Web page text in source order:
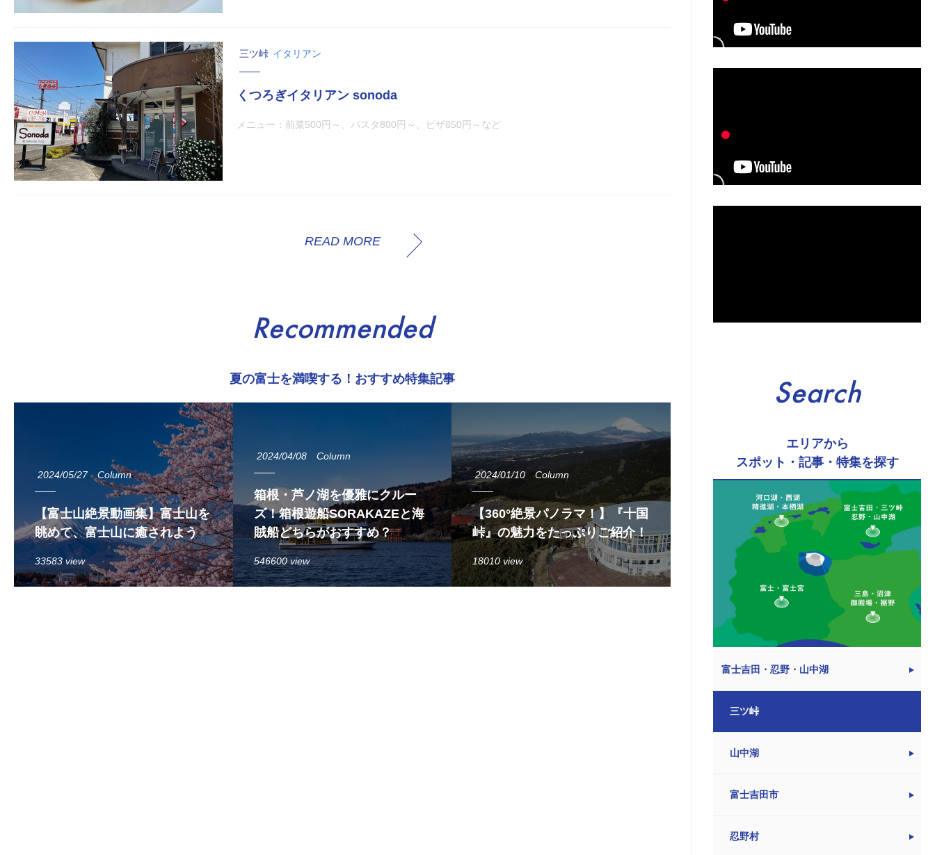
三ツ峠 イタリアン
くつろぎイタリアン sonoda
メニュー：前菜500円～、パスタ800円～、ピザ850円～など
READ MORE
Recommended
夏の富士を満喫する！おすすめ特集記事
2024/05/27 Column
【富士山絶景動画集】富士山を
眺めて、富士山に癒されよう
33583 view
2024/04/08 Column
箱根・芦ノ湖を優雅にクルー
ズ！箱根遊船SORAKAZEと海
賊船どちらがおすすめ？
546600 view
2024/01/10 Column
【360°絶景パノラマ！】『十国
峠』の魅力をたっぷりご紹介！
18010 view
Search
エリアから
スポット・記事・特集を探す
富士吉田・忍野・山中湖
三ツ峠
山中湖
富士吉田市
忍野村